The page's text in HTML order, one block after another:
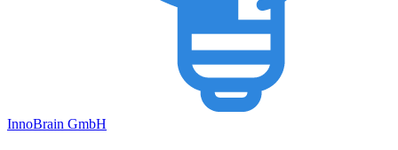
InnoBrain GmbH